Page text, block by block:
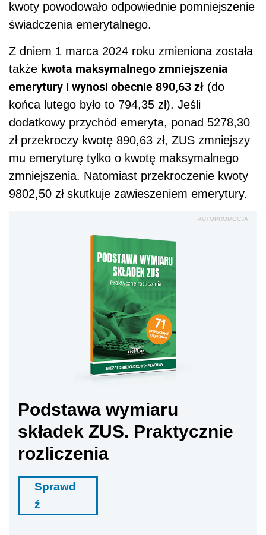
kwoty powodowało odpowiednie pomniejszenie
świadczenia emerytalnego.
Z dniem 1 marca 2024 roku zmieniona została
także kwota maksymalnego zmniejszenia
emerytury i wynosi obecnie 890,63 zł (do
końca lutego było to 794,35 zł). Jeśli
dodatkowy przychód emeryta, ponad 5278,30
zł przekroczy kwotę 890,63 zł, ZUS zmniejszy
mu emeryturę tylko o kwotę maksymalnego
zmniejszenia. Natomiast przekroczenie kwoty
9802,50 zł skutkuje zawieszeniem emerytury.
AUTOPROMOCJA
Podstawa wymiaru
składek ZUS. Praktycznie
rozliczenia
Sprawd
ź